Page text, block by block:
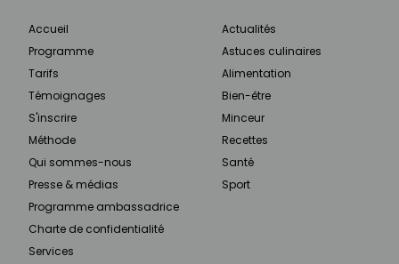
Accueil
Programme
Tarifs
Témoignages
S'inscrire
Méthode
Qui sommes-nous
Presse & médias
Programme ambassadrice
Charte de confidentialité
Services
Actualités
Astuces culinaires
Alimentation
Bien-être
Minceur
Recettes
Santé
Sport